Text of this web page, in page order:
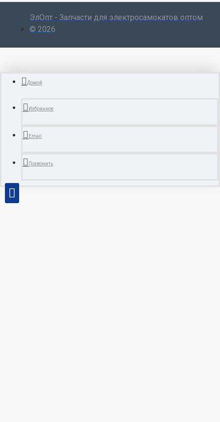
ЭлОпт - Запчасти для электросамокатов оптом
© 2026
Домой
Избранное
Email
Позвонить